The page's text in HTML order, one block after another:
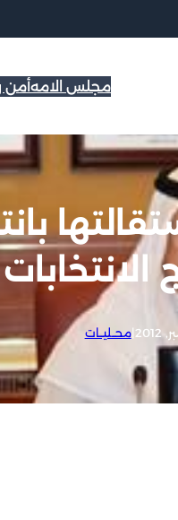
مجلس الامهأمن
الانتخابات
|محــليــات